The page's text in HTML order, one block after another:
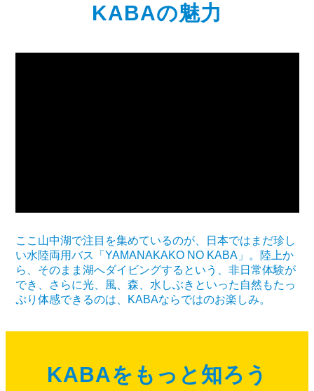
KABAの魅力
ここ山中湖で注目を集めているのが、日本ではまだ珍し
い水陸両用バス「YAMANAKAKO NO KABA」。陸上か
ら、そのまま湖へダイビングするという、非日常体験が
でき、さらに光、風、森、水しぶきといった自然もたっ
ぷり体感できるのは、KABAならではのお楽しみ。
KABAをもっと知ろう